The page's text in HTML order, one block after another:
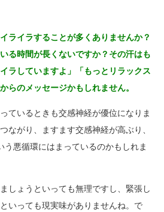
ライラすることが多くありませんか？
る時間が長くないですか？その汗はも
ラしていますよ」「もっとリラックス
らのメッセージかもしれません。
ているときも交感神経が優位になりま
ながり、ますます交感神経が高ぶり、
悪循環にはまっているのかもしれま
しょうといっても無理ですし、緊張し
いっても現実味がありませんね。で